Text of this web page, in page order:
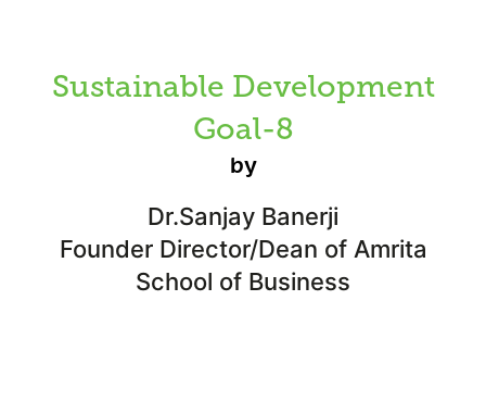
Sustainable Development
Goal-8
by
Dr.Sanjay Banerji
Founder Director/Dean of Amrita
School of Business